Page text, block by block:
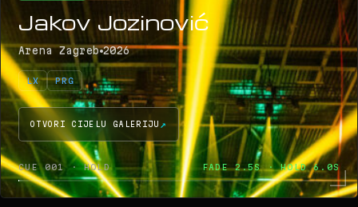
Jakov Jozinović
Arena Zagreb 2026
LX PRG
OTVORI CIJELU GALERIJU
CUE 001 · HOLD FADE 2.5S · HOLD 6.0S